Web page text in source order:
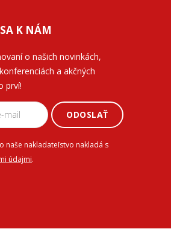
K NÁM
o našich novinkách,
a akčných
prví!
ODOSLAŤ
naše nakladateľstvo nakladá s
údajmi.